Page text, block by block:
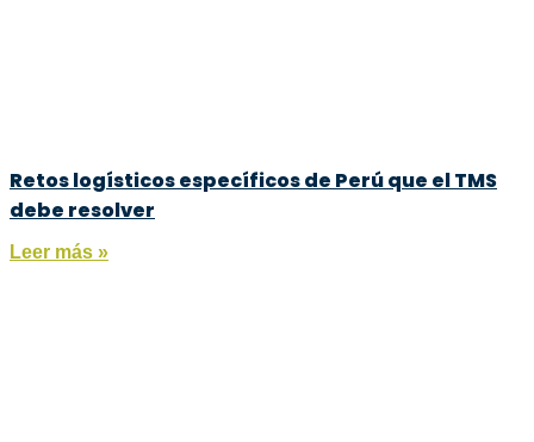
Retos logísticos específicos de Perú que el TMS
debe resolver
Leer más »